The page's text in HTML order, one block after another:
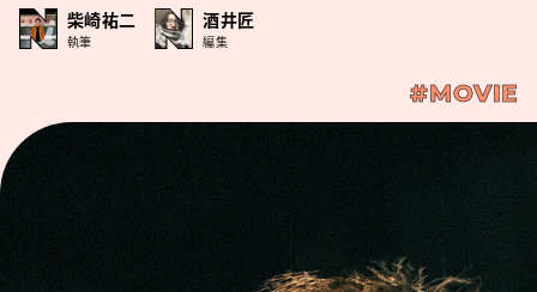
柴崎祐二
執筆
酒井匠
編集
#MOVIE